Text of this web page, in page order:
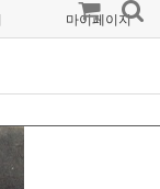
마이페이지